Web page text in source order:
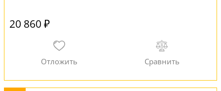
20 860 ₽